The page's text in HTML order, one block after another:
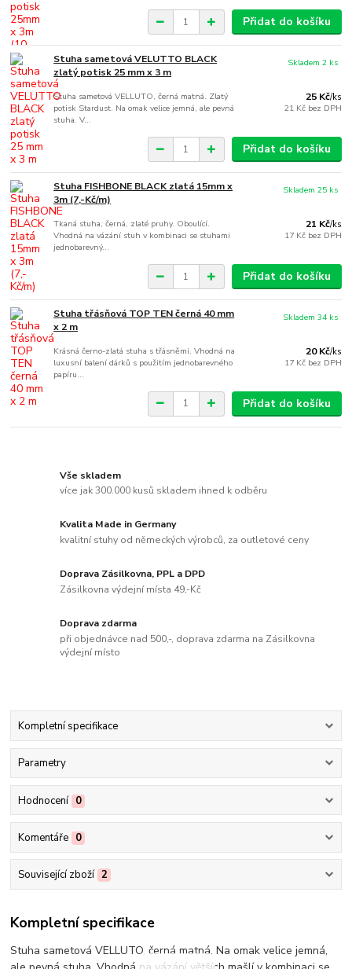
Přidat do košíku
Stuha sametová VELUTTO BLACK
zlatý potisk 25 mm x 3 m
Stuha sametová VELLUTO, černá matná. Zlatý
potisk Stardust. Na omak velice jemná, ale pevná
stuha. V...
25 Kč/ks
21 Kč bez DPH
Skladem 2 ks
Přidat do košíku
Stuha FISHBONE BLACK zlatá 15mm x
3m (7,-Kč/m)
Tkaná stuha, černá, zlaté pruhy. Oboulící.
Vhodná na vázání stuh v kombinaci se stuhami
jednobarevný...
21 Kč/ks
17 Kč bez DPH
Skladem 25 ks
Přidat do košíku
Stuha třásňová TOP TEN černá 40 mm
x 2 m
Krásná černo-zlatá stuha s třásněmi. Vhodná na
luxusní balení dárků s použitím jednobarevného
papíru...
20 Kč/ks
17 Kč bez DPH
Skladem 34 ks
Přidat do košíku
Vše skladem
více jak 300.000 kusů skladem ihned k odběru
Kvalita Made in Germany
kvalitní stuhy od německých výrobců, za outletové ceny
Doprava Zásilkovna, PPL a DPD
Zásilkovna výdejní místa 49,-Kč
Doprava zdarma
při objednávce nad 500,-, doprava zdarma na Zásilkovna
výdejní místo
Kompletní specifikace
Parametry
Hodnocení 0
Komentáře 0
Související zboží 2
Kompletní specifikace
Stuha sametová VELLUTO, černá matná. Na omak velice jemná,